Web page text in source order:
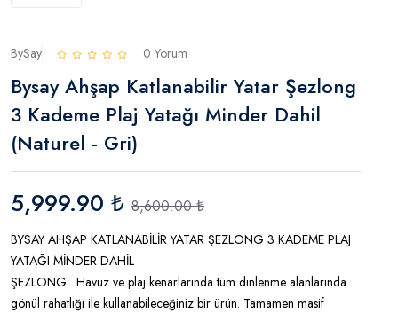
BySay 0 Yorum
Bysay Ahşap Katlanabilir Yatar Şezlong
3 Kademe Plaj Yatağı Minder Dahil
(Naturel - Gri)
5,999.90 ₺ 8,600.00 ₺
BYSAY AHŞAP KATLANABİLİR YATAR ŞEZLONG 3 KADEME PLAJ
YATAĞI MİNDER DAHİL
ŞEZLONG: Havuz ve plaj kenarlarında tüm dinlenme alanlarında
gönül rahatlığı ile kullanabileceğiniz bir ürün. Tamamen masif